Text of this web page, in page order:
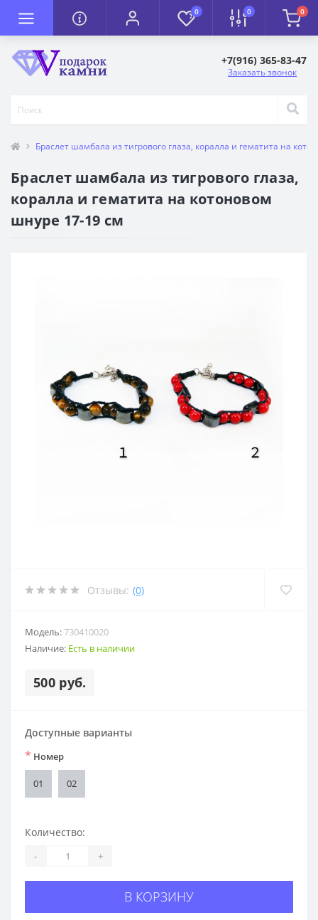
0 0 0
+7(916) 365-83-47
Заказать звонок
Браслет шамбала из тигрового глаза, коралла и гематита на
Браслет шамбала из тигрового глаза,
коралла и гематита на котоновом
шнуре 17-19 см
Отзывы: (0)
Модель:730410020
Наличие: Есть в наличии
500 руб.
Доступные варианты
* Номер
01 02
Количество:
- +
В КОРЗИНУ